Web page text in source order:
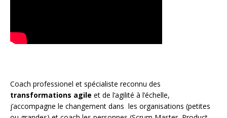
Coach professionel et spécialiste reconnu des
transformations agile et de l‘agilité à l’échelle,
j’accompagne le changement dans les organisations (petites